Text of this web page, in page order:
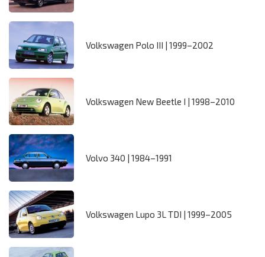
Volkswagen Polo III | 1999–2002
Volkswagen New Beetle I | 1998–2010
Volvo 340 | 1984–1991
Volkswagen Lupo 3L TDI | 1999–2005